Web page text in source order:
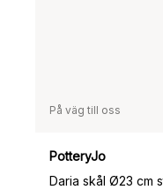
På väg till oss
PotteryJo
Daria skål Ø23 cm